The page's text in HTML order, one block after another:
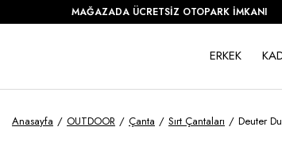
MAĞAZADA ÜCRETSİZ OTOPARK İMKANI
ERKEK
Anasayfa OUTDOOR Çanta Sırt Çantaları Deuter